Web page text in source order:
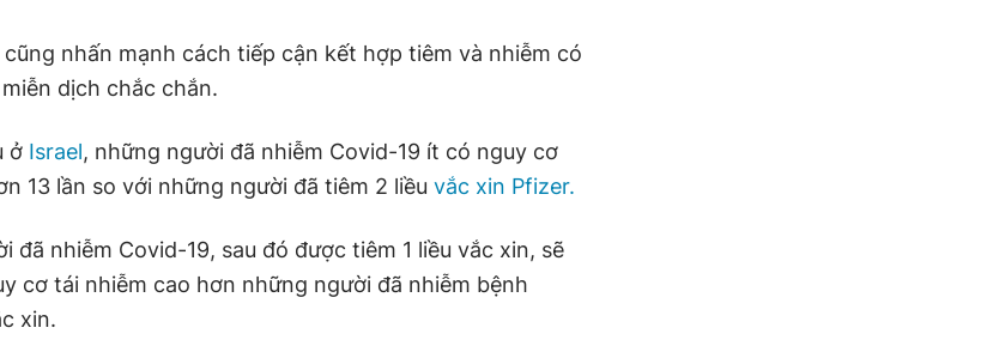
nhấn mạnh cách tiếp cận kết hợp tiêm và nhiễm có
dịch chắc chắn.
ở Israel, những người đã nhiễm Covid-19 ít có nguy cơ
13 lần so với những người đã tiêm 2 liều vắc xin Pfizer.
đã nhiễm Covid-19, sau đó được tiêm 1 liều vắc xin, sẽ
cơ tái nhiễm cao hơn những người đã nhiễm bệnh
xin.